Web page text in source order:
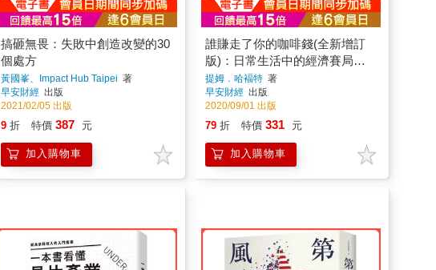
搞砸無畏：失敗中創造改變的30
個處方
黃國峯、Impact Hub Taipei 著
早安財經 出版
2021/02/05 出版
9 折 特價 387 元
加入購物車
誰賺走了你的咖啡錢(全新增訂
版)：日常生活中的經濟賽局，
臥底經濟學家完美破解
提姆．哈褔特著
早安財經 出版
2020/09/01 出版
79 折 特價 331 元
加入購物車